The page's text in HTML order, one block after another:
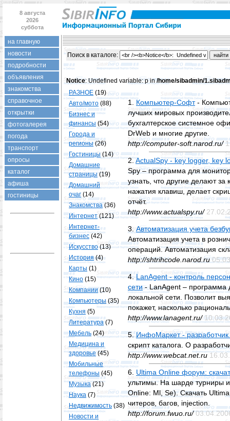
8 августа
2026
суббота
на главную
новости
подробности
объявления
знакомства
справочное
открытки
фотогалерея
погода
транспорт
опросы
каталог
афиша
гостиницы
Поиск в каталогe:
Notice: Undefined variable: p in/home/sibadmin/
РАЗНОЕ (19)
Авто/мото (88)
Бизнес и
финансы (54)
Города и
регионы(26)
Гостиницы (14)
Домашние
страницы(19)
Домашний
очаг (14)
Знакомства(36)
Интернет(121)
Интернет-
бизнес (42)
Искусство(13)
История(4)
Карты (1)
Кино (15)
Компании(10)
Компьютеры (35)
Кухня (5)
Литература(7)
Мебель (24)
Медицина и
здоровье(45)
Мобильные
телефоны (45)
Музыка(21)
Наука (7)
Недвижимость (38)
Новости и
1. Компьютер-Софт-
лучших мировых
бухгалтерское системное
DrWeb и многие другие.
http://computer-soft.narod.ru/
2.ActualSpy - key logger, key
Spy – программа для
узнать, что другие делают
нажатия клавиш, делает
отчёт.
http://www.actualspy.ru/
3. Автоматизация учета
Автоматизация учета в
операций. Автоматизация
http://shtrihcode.narod.ru
4.LanAgent - контроль
сети- LanAgent – программа
локальной сети. Позволит
покажет, насколько
http://www.lanagent.ru/
5.ИнфоМаркет - разработчик
скрипт каталога. О
http://www.webcat.net.ru
6. Ultima Online форум:
ультимы. На шарде турниры
Online: Ml, Se). Скачать
читеров, багов, injection.
http://forum.fwuo.ru/